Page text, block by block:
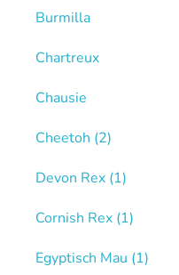
Burmilla
Chartreux
Chausie
Cheetoh (2)
Devon Rex (1)
Cornish Rex (1)
Egyptisch Mau (1)